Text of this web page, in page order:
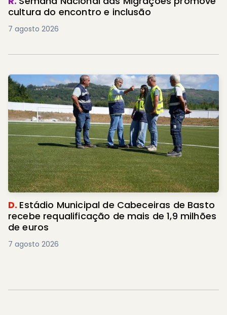
cultura do encontro e inclusão
7 agosto 2026
D. Estádio Municipal de Cabeceiras de Basto
recebe requalificação de mais de 1,9 milhões
de euros
7 agosto 2026